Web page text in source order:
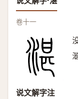
卷十一
说文解字注